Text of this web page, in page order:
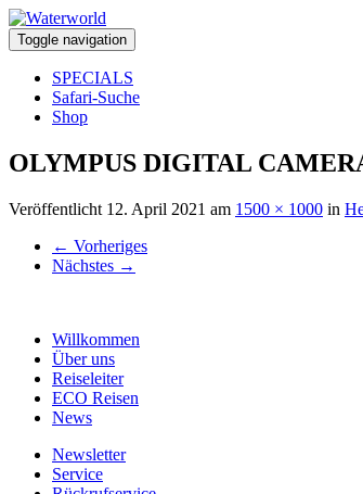
Toggle navigation
SPECIALS
Safari-Suche
Shop
OLYMPUS DIGITAL
Veröffentlicht 12. April 2021 am 1500 × 1000 in
← Vorheriges
Nächstes →
Willkommen
Über uns
Reiseleiter
ECO Reisen
News
Newsletter
Service